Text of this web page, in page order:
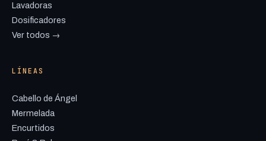
Lavadoras
Dosificadores
Ver todos →
LÍNEAS
Cabello de Ángel
Mermelada
Encurtidos